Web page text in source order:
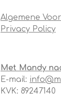
Algemene
Privacy Policy
Met Mandy
E-mail:
KVK: 89247140